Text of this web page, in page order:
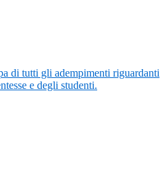
di tutti gli adempimenti riguardanti
e degli studenti.